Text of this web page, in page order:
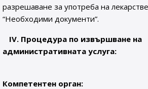
разрешаване за употреба на
“Необходими документи”.
ІV. Процедура по извършване на
административната услуга:
Компетентен орган: